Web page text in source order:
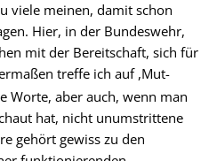
viele meinen, damit schon
Hier, in der Bundeswehr,
mit der Bereitschaft, sich für
treffe ich auf ,Mut-
Worte, aber auch, wenn man
hat, nicht unumstrittene
gehört gewiss zu den